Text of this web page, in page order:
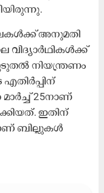
അനുമതി
വിദ്യാർഥികൾക്ക്
നിയന്ത്രണം
25നാണ്
ഇതിന്
ബില്ലുകൾ